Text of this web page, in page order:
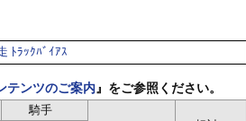
ﾄﾗｯｸﾊﾞｲｱｽ
テンツのご案内 』をご参照ください。
騎手